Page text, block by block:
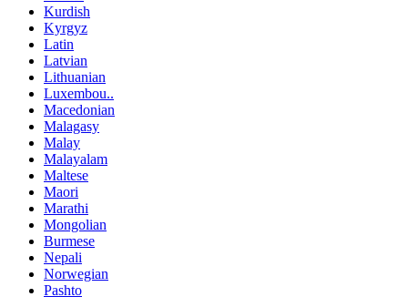
Kurdish
Kyrgyz
Latin
Latvian
Lithuanian
Luxembou..
Macedonian
Malagasy
Malay
Malayalam
Maltese
Maori
Marathi
Mongolian
Burmese
Nepali
Norwegian
Pashto